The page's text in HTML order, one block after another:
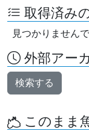
取得済み
見つかりませんで
外部アー
検索する
このまま